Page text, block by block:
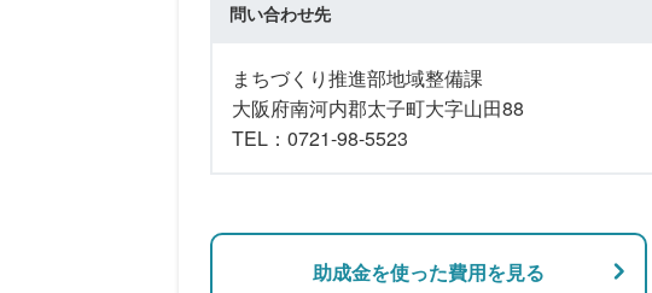
問い合わせ先
まちづくり推進部地域整備課
大阪府南河内郡太子町大字山田88
TEL：0721-98-5523
助成金を使った費用を見る